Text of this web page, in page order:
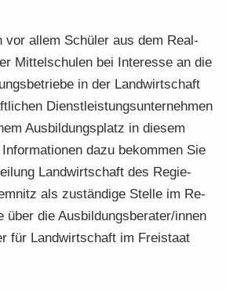
vor allem Schü­ler aus dem Re­al­
Mit­tel­schu­len bei In­ter­es­se an die
in der Land­wirt­schaft
Dienst­leis­tungs­un­ter­neh­men
Aus­bil­dungs­platz in die­sem
dazu be­kom­men Sie
Land­wirt­schaft des Re­gie­
als zu­stän­di­ge Stel­le im Re­
über die Aus­bil­dungs­be­ra­ter/innen
für Land­wirt­schaft im Frei­staat